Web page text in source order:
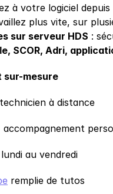
à votre logiciel
plus vite, sur
sur serveur HDS :
SCOR, Adri,
sur-mesure
à distance
au vendredi
remplie de tutos